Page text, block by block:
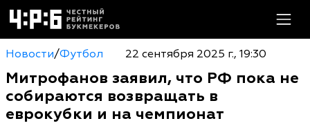
Новости/Футбол 22 сентября 2025 г., 19:30
Митрофанов заявил, что РФ пока не
собираются возвращать в
еврокубки и на чемпионат